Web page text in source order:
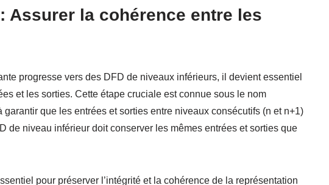
Assurer la cohérence entre les
progresse vers des DFD de niveaux inférieurs, il devient essentiel
et les sorties. Cette étape cruciale est connue sous le nom
garantir que les entrées et sorties entre niveaux consécutifs (n et n+1)
de niveau inférieur doit conserver les mêmes entrées et sorties que
pour préserver l’intégrité et la cohérence de la représentation